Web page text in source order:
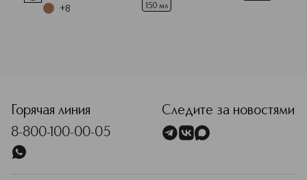
+8 150 мл
Горячая линия
8-800-100-00-05
Следите за новостями